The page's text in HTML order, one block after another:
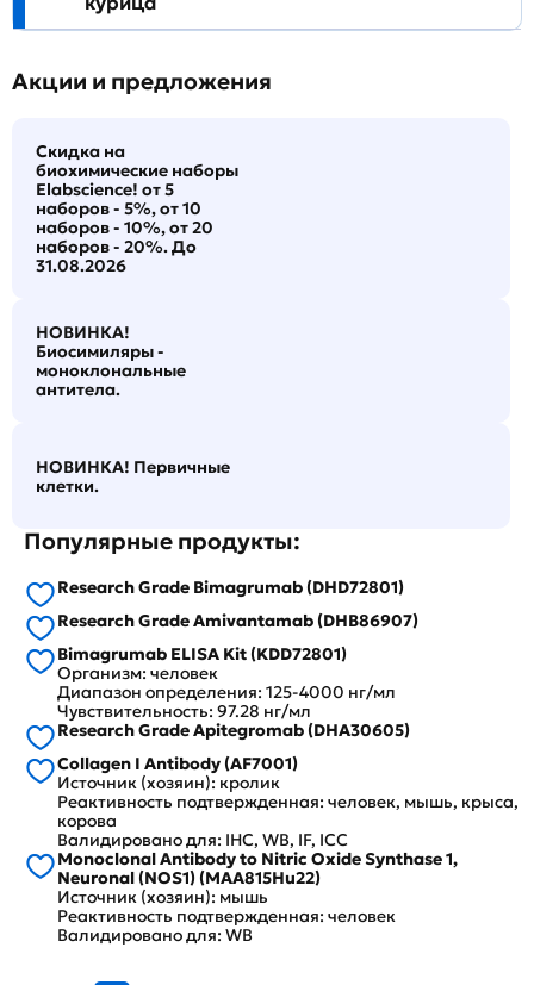
Акции и предложения
Скидка на
биохимические наборы
Elabscience! от 5
наборов - 5%, от 10
наборов - 10%, от 20
наборов - 20%. До
31.08.2026
НОВИНКА!
Биосимиляры -
моноклональные
антитела.
НОВИНКА! Первичные
клетки.
Популярные продукты:
Research Grade Bimagrumab (DHD72801)
Research Grade Amivantamab (DHB86907)
Bimagrumab ELISA Kit (KDD72801)
Организм: человек
Диапазон определения: 125-4000 нг/мл
Чувствительность: 97.28 нг/мл
Research Grade Apitegromab (DHA30605)
Collagen I Antibody (AF7001)
Источник (хозяин): кролик
Реактивность подтвержденная: человек, мышь, крыса,
корова
Валидировано для: IHC, WB, IF, ICC
Monoclonal Antibody to Nitric Oxide Synthase 1,
Neuronal (NOS1) (MAA815Hu22)
Источник (хозяин): мышь
Реактивность подтвержденная: человек
Валидировано для: WB